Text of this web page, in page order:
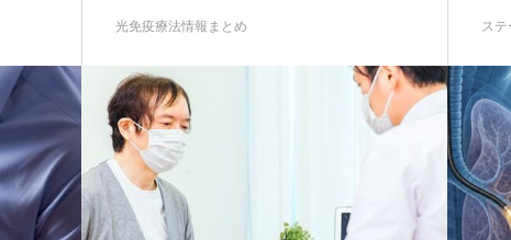
光免疫療法情報まとめ ス